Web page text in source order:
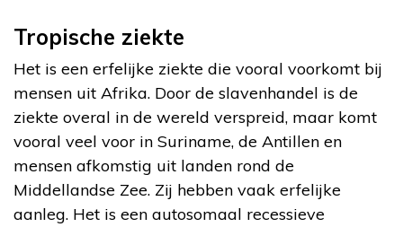
Tropische ziekte
Het is een erfelijke ziekte die vooral voorkomt bij
mensen uit Afrika. Door de slavenhandel is de
ziekte overal in de wereld verspreid, maar komt
vooral veel voor in Suriname, de Antillen en
mensen afkomstig uit landen rond de
Middellandse Zee. Zij hebben vaak erfelijke
aanleg. Het is een autosomaal recessieve